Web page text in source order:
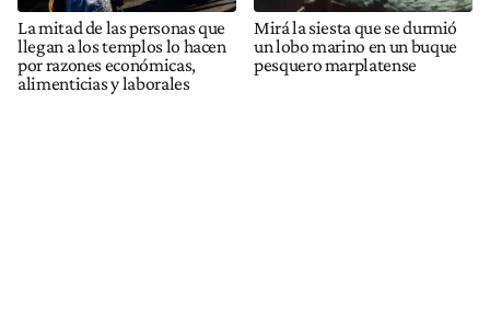
La mitad de las personas que
llegan a los templos lo hacen
por razones económicas,
alimenticias y laborales
Mirá la siesta que se durmió
un lobo marino en un buque
pesquero marplatense